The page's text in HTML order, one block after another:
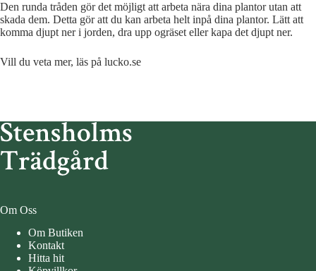
Den runda tråden gör det möjligt att arbeta nära dina plantor utan att
skada dem. Detta gör att du kan arbeta helt inpå dina plantor. Lätt att
komma djupt ner i jorden, dra upp ogräset eller kapa det djupt ner.
Vill du veta mer, läs på lucko.se
Om Oss
Om Butiken
Kontakt
Hitta hit